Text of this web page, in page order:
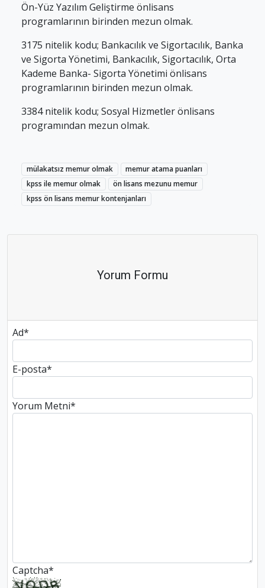
Ön-Yüz Yazılım Geliştirme önlisans
programlarının birinden mezun olmak.
3175 nitelik kodu; Bankacılık ve Sigortacılık, Banka
ve Sigorta Yönetimi, Bankacılık, Sigortacılık, Orta
Kademe Banka- Sigorta Yönetimi önlisans
programlarının birinden mezun olmak.
3384 nitelik kodu; Sosyal Hizmetler önlisans
programından mezun olmak.
mülakatsız memur olmak
memur atama puanları
kpss ile memur olmak
ön lisans mezunu memur
kpss ön lisans memur kontenjanları
Yorum Formu
Ad*
E-posta*
Yorum Metni*
Captcha*